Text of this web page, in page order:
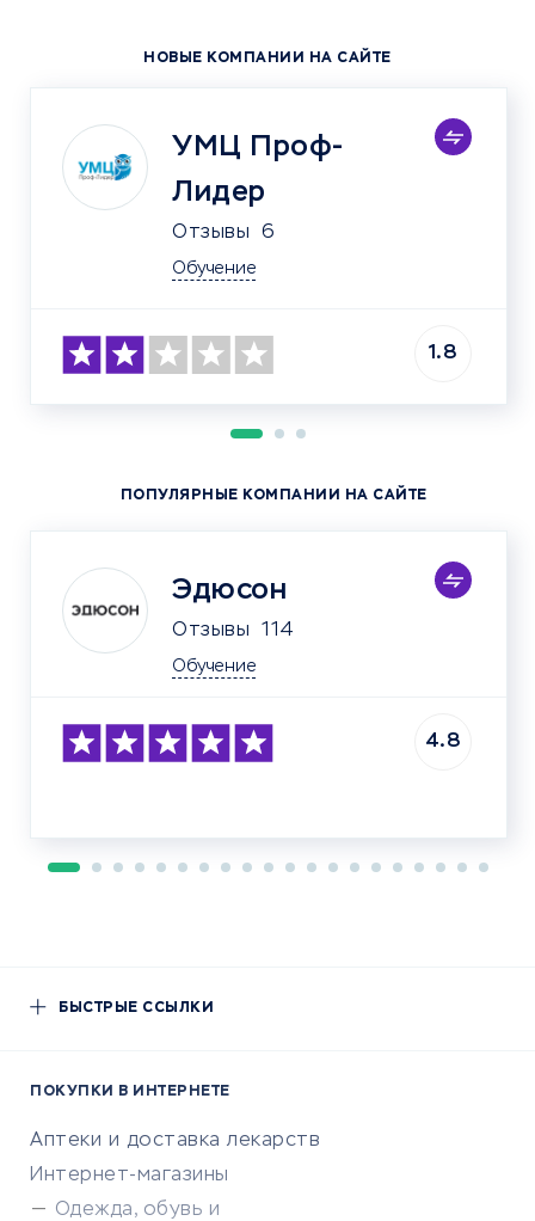
НОВЫЕ КОМПАНИИ НА САЙТЕ
УМЦ Проф-
Лидер
Отзывы 6
Обучение
1.8
ПОПУЛЯРНЫЕ КОМПАНИИ НА САЙТЕ
Эдюсон
Отзывы 114
Обучение
4.8
БЫСТРЫЕ ССЫЛКИ
ПОКУПКИ В ИНТЕРНЕТЕ
Аптеки и доставка лекарств
Интернет-магазины
Одежда, обувь и